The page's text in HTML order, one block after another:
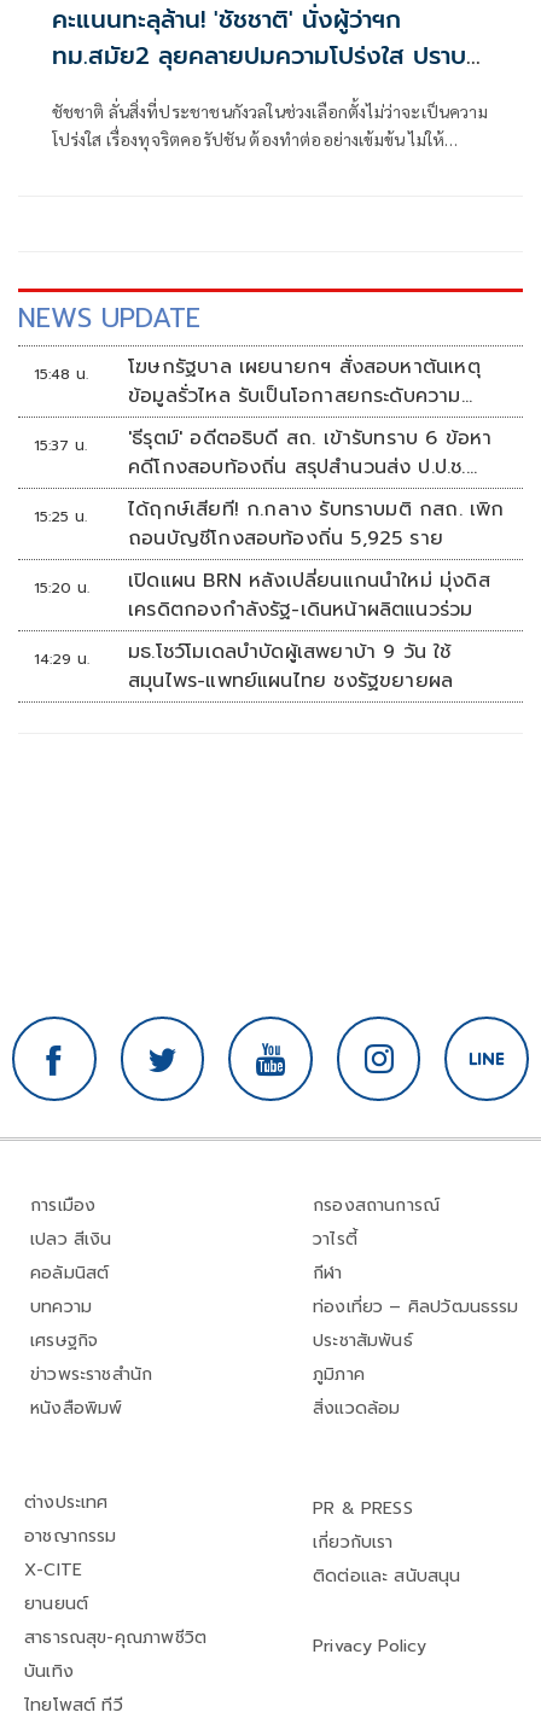
คะแนนทะลุล้าน! 'ชัชชาติ' นั่งผู้ว่าฯก
ทม.สมัย2 ลุยคลายปมความโปร่งใส ปราบทุ
จริตคอรัปชัน
ชัชชาติ ลั่นสิ่งที่ประชาชนกังวลในช่วงเลือกตั้งไม่ว่าจะเป็นความ
โปร่งใส เรื่องทุจริตคอรัปชัน ต้องทำต่ออย่างเข้มข้น ไม่ให้
NEWS UPDATE
15:48 น.
โฆษกรัฐบาล เผยนายกฯ สั่งสอบหาต้นเหตุ
ข้อมูลรั่วไหล รับเป็นโอกาสยกระดับความ
มั่นคงปลอดภัยข้อมูลภาครัฐทั้งระบบ
15:37 น.
'ธีรุตม์' อดีตอธิบดี สถ. เข้ารับทราบ 6 ข้อหา
คดีโกงสอบท้องถิ่น สรุปสำนวนส่ง ป.ป.ช.
สัปดาห์หน้า
15:25 น.
ได้ฤกษ์เสียที! ก.กลาง รับทราบมติ กสถ. เพิก
ถอนบัญชีโกงสอบท้องถิ่น 5,925 ราย
15:20 น.
เปิดแผน BRN หลังเปลี่ยนแกนนำใหม่ มุ่งดิส
เครดิตกองกำลังรัฐ-เดินหน้าผลิตแนวร่วม
14:29 น.
มธ.โชว์โมเดลบำบัดผู้เสพยาบ้า 9 วัน ใช้
สมุนไพร-แพทย์แผนไทย ชงรัฐขยายผล
การเมือง
เปลว สีเงิน
คอลัมนิสต์
บทความ
เศรษฐกิจ
ข่าวพระราชสำนัก
หนังสือพิมพ์
กรองสถานการณ์
วาไรตี้
กีฬา
ท่องเที่ยว – ศิลปวัฒนธรรม
ประชาสัมพันธ์
ภูมิภาค
สิ่งแวดล้อม
ต่างประเทศ
อาชญากรรม
X-CITE
ยานยนต์
สาธารณสุข-คุณภาพชีวิต
บันเทิง
ไทยโพสต์ ทีวี
PR & PRESS
เกี่ยวกับเรา
ติดต่อและ สนับสนุน
Privacy Policy